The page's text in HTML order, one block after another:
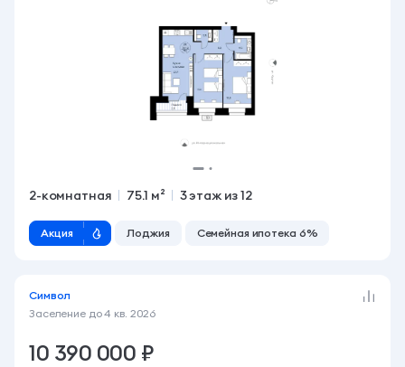
2-комнатная 75.1 м² 3 этаж из 12
Акция Лоджия Семейная ипотека 6%
Символ
Заселение до4 кв. 2026
10 390 000 ₽